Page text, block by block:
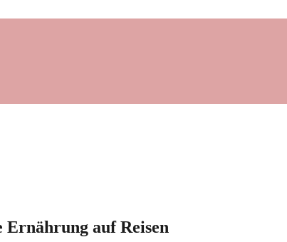
Ernährung auf Reisen